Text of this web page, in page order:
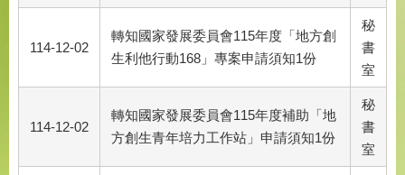
114-12-02
轉知國家發展委員會115年度「地方創
生利他行動168」專案申請須知1份
秘
書
室
114-12-02
轉知國家發展委員會115年度補助「地
方創生青年培力工作站」申請須知1份
秘
書
室